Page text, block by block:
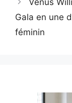
Gala en une
féminin